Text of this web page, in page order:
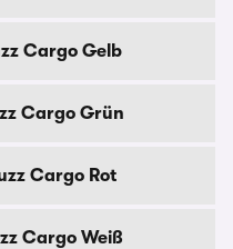
Cargo Gelb
Cargo Grün
Cargo Rot
Cargo Weiß